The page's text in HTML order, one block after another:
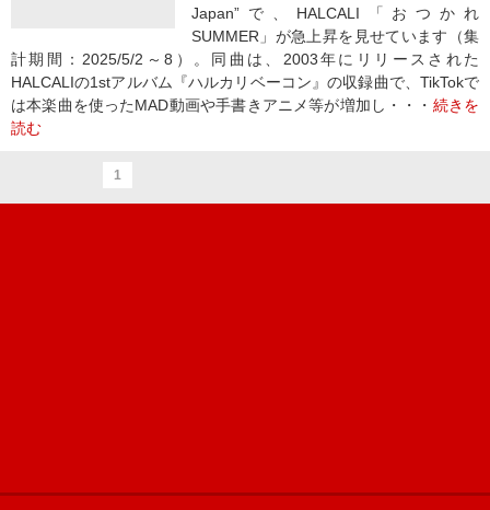
Japan”で、HALCALI「おつかれ
SUMMER」が急上昇を見せています（集
計期間：2025/5/2～8）。同曲は、2003年にリリースされた
HALCALIの1stアルバム『ハルカリベーコン』の収録曲で、TikTokで
は本楽曲を使ったMAD動画や手書きアニメ等が増加し・・・ 続きを
読む
1